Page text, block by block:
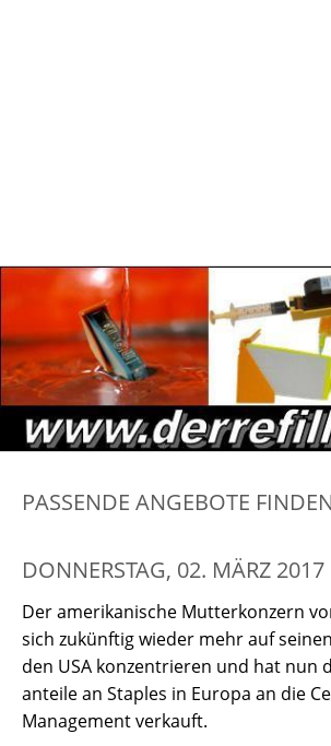
PASSENDE ANGEBOTE
DONNERSTAG, 02. MÄRZ 2017
Der amerikanische Mutterkonzern
sich zukünftig wieder mehr auf
den USA konzentrieren und hat nun
anteile an Staples in Europa an die
Management verkauft.